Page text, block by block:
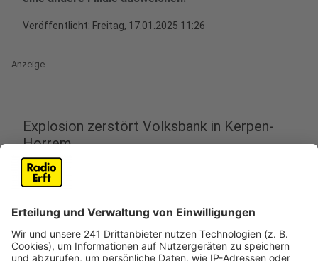
Veröffentlicht: Freitag, 17.01.2025 11:26
Anzeige
Explosion zerstört Volksbank in Kerpen-
Horrem
Anzeige
In der Nacht zu Freitag (17. Januar) wurde die Filiale
der Volksbank in Kerpen-Horrem durch eine Explosion
zerstört. Verantwortlich für den Schaden sind